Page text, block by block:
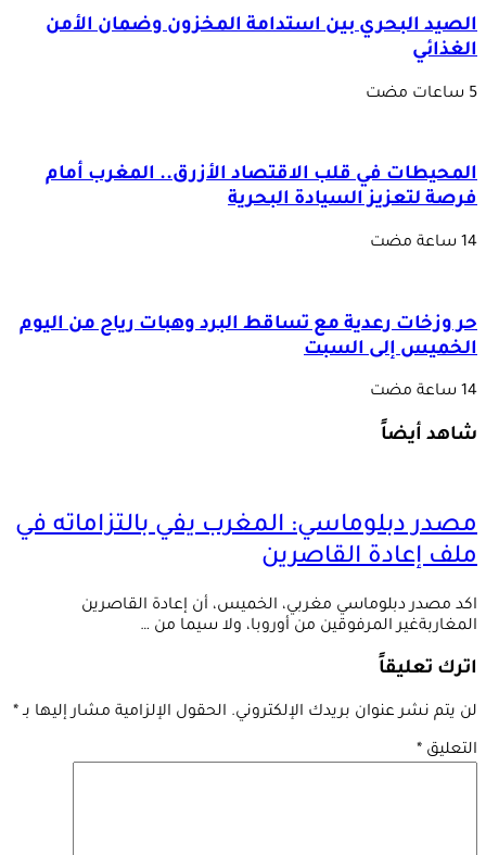
الصيد البحري بين استدامة المخزون وضمان الأمن
الغذائي
المحيطات في قلب الاقتصاد الأزرق.. المغرب أمام
فرصة لتعزيز السيادة البحرية
حر وزخات رعدية مع تساقط البرد وهبات رياح من اليوم
الخميس إلى السبت
شاهد أيضاً
مصدر دبلوماسي: المغرب يفي بالتزاماته في
ملف إعادة القاصرين
اكد مصدر دبلوماسي مغربي، الخميس، أن إعادة القاصرين
المغاربةغير المرفوقين من أوروبا، ولا سيما من …
اترك تعليقاً
لن يتم نشر عنوان بريدك الإلكتروني. الحقول الإلزامية مشار إليها بـ*
التعليق *